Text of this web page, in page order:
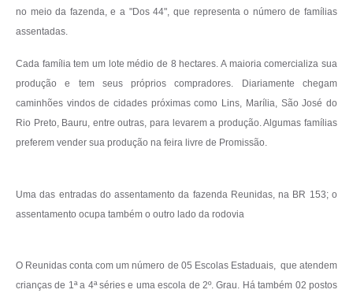
no meio da fazenda, e a "Dos 44", que representa o número de famílias
assentadas.
Cada família tem um lote médio de 8 hectares. A maioria comercializa sua
produção e tem seus próprios compradores. Diariamente chegam
caminhões vindos de cidades próximas como Lins, Marília, São José do
Rio Preto, Bauru, entre outras, para levarem a produção. Algumas famílias
preferem vender sua produção na feira livre de Promissão.
Uma das entradas do assentamento da fazenda Reunidas, na BR 153; o
assentamento ocupa também o outro lado da rodovia
O Reunidas conta com um número de 05 Escolas Estaduais, que atendem
crianças de 1ª a 4ª séries e uma escola de 2º. Grau. Há também 02 postos